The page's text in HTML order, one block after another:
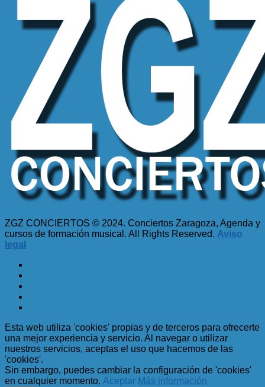
ZGZ CONCIERTOS © 2024. Conciertos Zaragoza, Agenda y
cursos de formación musical. All Rights Reserved. Aviso
legal
Esta web utiliza 'cookies' propias y de terceros para ofrecerte
una mejor experiencia y servicio. Al navegar o utilizar
nuestros servicios, aceptas el uso que hacemos de las
'cookies'.
Sin embargo, puedes cambiar la configuración de 'cookies'
en cualquier momento. Aceptar Más información